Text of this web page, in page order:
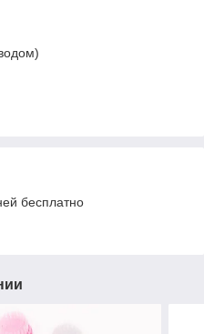
бесплатно